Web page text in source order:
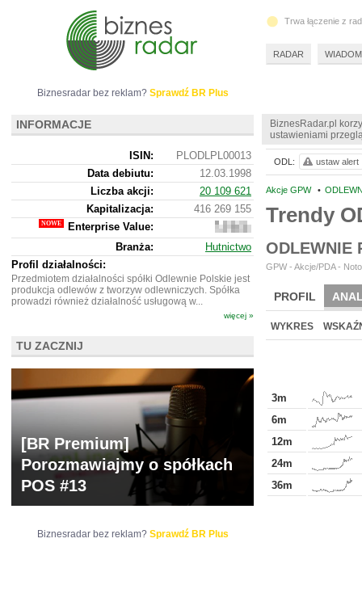
BiznesRadar.pl
ustawieniami
Akcje GPW •
Trendy
ODLEWNIE
GPW - Akcje/PDA -
PROFIL
WYCENA BR
WYKRES
3m
6m
12m
24m
36m
ODL: ustaw alert
Biznesradar bez reklam? Sprawdź BR Plus
INFORMACJE
ISIN:
PLODLPL00013
Data debiutu:
12.03.1998
Liczba akcji:
20 109 621
Kapitalizacja:
416 269 155
Enterprise Value:
093
155
Branża:
Hutnictwo
Profil działalności:
Przedmiotem działalności spółki Odlewnie Polskie jest
produkcja odlewów z tworzyw odlewniczych. Spółka
prowadzi również działalność usługową w...
więcej »
TU ZACZNIJ
[BR Premium]
Porozmawiajmy o spółkach
POS #13
Biznesradar bez reklam? Sprawdź BR Plus
Trwa łączenie z
RADAR